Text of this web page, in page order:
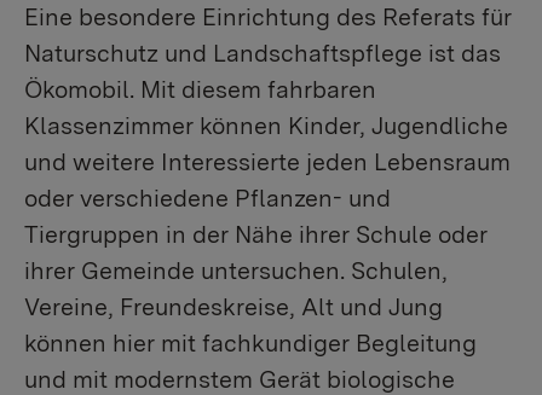
Eine besondere Einrichtung des Referats für
Naturschutz und Landschaftspflege ist das
Ökomobil. Mit diesem fahrbaren
Klassenzimmer können Kinder, Jugendliche
und weitere Interessierte jeden Lebensraum
oder verschiedene Pflanzen- und
Tiergruppen in der Nähe ihrer Schule oder
ihrer Gemeinde untersuchen. Schulen,
Vereine, Freundeskreise, Alt und Jung
können hier mit fachkundiger Begleitung
und mit modernstem Gerät biologische